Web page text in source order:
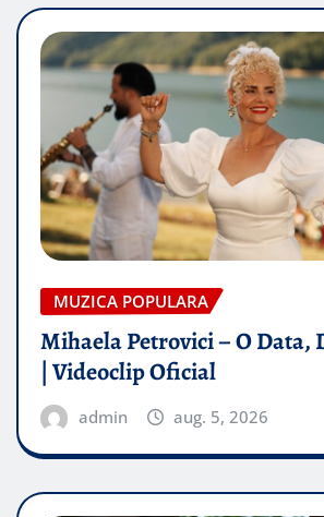
MUZICA POPULARA
Mihaela Petrovici – O Data,
| Videoclip Oficial
admin aug. 5, 2026